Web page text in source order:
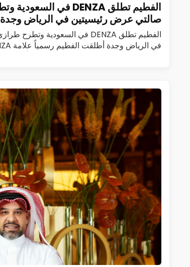
صالتي عرض رئيسيتين في الرياض وجدة